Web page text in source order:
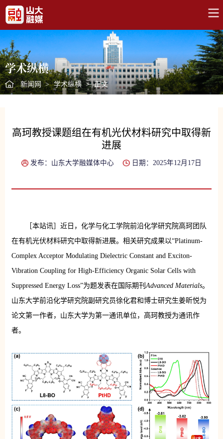
学术纵横
新闻网 > 学术纵横 > 正文
高珂教授课题组在有机光伏材料研究中取得新
进展
发布：山东大学融媒体中心 日期：2025年12月17日
［本站讯］近日，化学与化工学院前沿化学研究院高珂团队
在有机光伏材料研究中取得新进展。相关研究成果以“Platinum-
Complex Acceptor Modulating Dielectric Constant and Exciton-
Vibration Coupling for High-Efficiency Organic Solar Cells with
Suppressed Energy Loss”为题发表在国际期刊Advanced Materials。
山东大学前沿化学研究院副研究员徐化君和博士研究生姜昕悦为
论文第一作者，山东大学为第一通讯单位，高珂教授为通讯作
者。